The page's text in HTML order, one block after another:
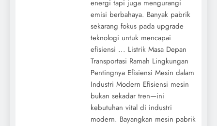
energi tapi juga mengurangi
emisi berbahaya. Banyak pabrik
sekarang fokus pada upgrade
teknologi untuk mencapai
efisiensi ... Listrik Masa Depan
Transportasi Ramah Lingkungan
Pentingnya Efisiensi Mesin dalam
Industri Modern Efisiensi mesin
bukan sekadar tren—ini
kebutuhan vital di industri
modern. Bayangkan mesin pabrik